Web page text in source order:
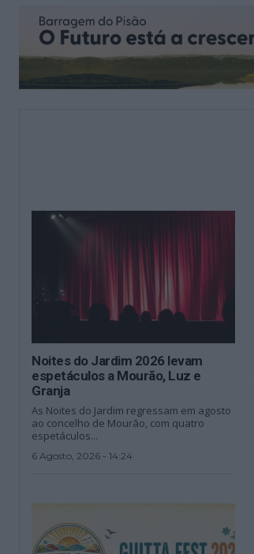
Noites do Jardim 2026 levam
espetáculos a Mourão, Luz e
Granja
As Noites do Jardim regressam em agosto
ao concelho de Mourão, com quatro
espetáculos...
6 Agosto, 2026 - 14:24